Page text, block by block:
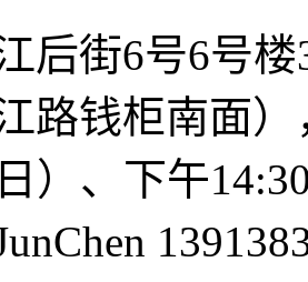
后街6号6号
路钱柜南面）
日）、下午